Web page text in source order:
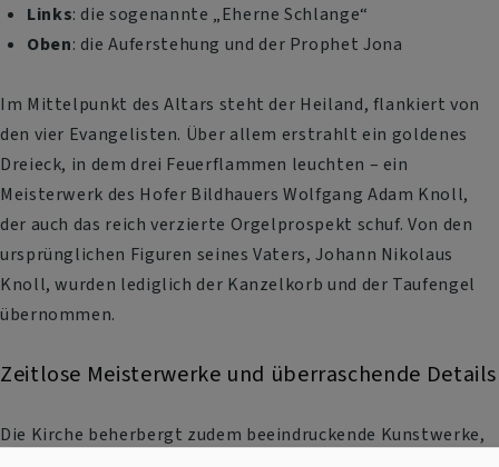
Links: die sogenannte „Eherne Schlange“
Oben: die Auferstehung und der Prophet Jona
Im Mittelpunkt des Altars steht der Heiland, flankiert von
den vier Evangelisten. Über allem erstrahlt ein goldenes
Dreieck, in dem drei Feuerflammen leuchten – ein
Meisterwerk des Hofer Bildhauers Wolfgang Adam Knoll,
der auch das reich verzierte Orgelprospekt schuf. Von den
ursprünglichen Figuren seines Vaters, Johann Nikolaus
Knoll, wurden lediglich der Kanzelkorb und der Taufengel
übernommen.
Zeitlose Meisterwerke und überraschende Details
Die Kirche beherbergt zudem beeindruckende Kunstwerke,